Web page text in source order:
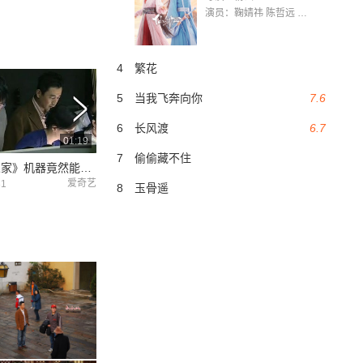
演员：鞠婧祎 陈哲远 茅子俊 毛晓慧 王媛可 张志浩 林枫松 张帆（演员）
4 繁花
7.6
5 当我飞奔向你
6.7
6 长风渡
7 偷偷藏不住
8 玉骨遥
01:19
爱奇艺 2019-10-31